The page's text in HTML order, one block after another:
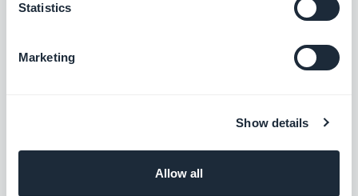
Statistics
Marketing
Show details
Allow all
Gi appen din kraft med kunstig intelligens
Appens innhold er tilgjengelig selv uten